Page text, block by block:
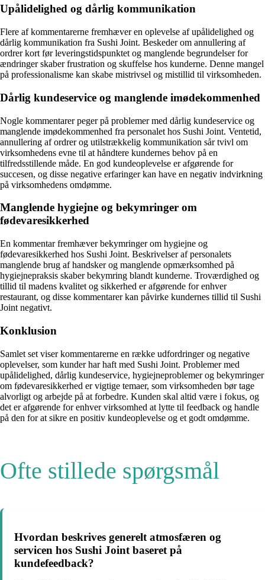
Upålidelighed og dårlig kommunikation
Flere af kommentarerne fremhæver en oplevelse af upålidelighed og
dårlig kommunikation fra Sushi Joint. Beskeder om annullering af
ordrer kort før leveringstidspunktet og manglende begrundelser for
ændringer skaber frustration og skuffelse hos kunderne. Denne mangel
på professionalisme kan skabe mistrivsel og mistillid til virksomheden.
Dårlig kundeservice og manglende imødekommenhed
Nogle kommentarer peger på problemer med dårlig kundeservice og
manglende imødekommenhed fra personalet hos Sushi Joint. Ventetid,
annullering af ordrer og utilstrækkelig kommunikation sår tvivl om
virksomhedens evne til at håndtere kundernes behov på en
tilfredsstillende måde. En god kundeoplevelse er afgørende for
succesen, og disse negative erfaringer kan have en negativ indvirkning
på virksomhedens omdømme.
Manglende hygiejne og bekymringer om
fødevaresikkerhed
En kommentar fremhæver bekymringer om hygiejne og
fødevaresikkerhed hos Sushi Joint. Beskrivelser af personalets
manglende brug af handsker og manglende opmærksomhed på
hygiejnepraksis skaber bekymring blandt kunderne. Troværdighed og
tillid til madens kvalitet og sikkerhed er afgørende for enhver
restaurant, og disse kommentarer kan påvirke kundernes tillid til Sushi
Joint negativt.
Konklusion
Samlet set viser kommentarerne en række udfordringer og negative
oplevelser, som kunder har haft med Sushi Joint. Problemer med
upålidelighed, dårlig kundeservice, hygiejneproblemer og bekymringer
om fødevaresikkerhed er vigtige temaer, som virksomheden bør tage
alvorligt og arbejde på at forbedre. Kunden skal altid være i fokus, og
det er afgørende for enhver virksomhed at lytte til feedback og handle
på den for at sikre en positiv kundeoplevelse og et godt omdømme.
Ofte stillede spørgsmål
Hvordan beskrives generelt atmosfæren og
servicen hos Sushi Joint baseret på
kundefeedback?